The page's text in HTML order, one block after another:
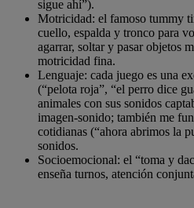
sigue ahí”).
Motricidad: el famoso tummy
cuello, espalda y tronco para
agarrar, soltar y pasar objetos
motricidad fina.
Lenguaje: cada juego es una
(“pelota roja”, “el perro dice
animales con sus sonidos
imagen-sonido; también me
cotidianas (“ahora abrimos la
sonidos.
Socioemocional: el “toma y
enseña turnos, atención